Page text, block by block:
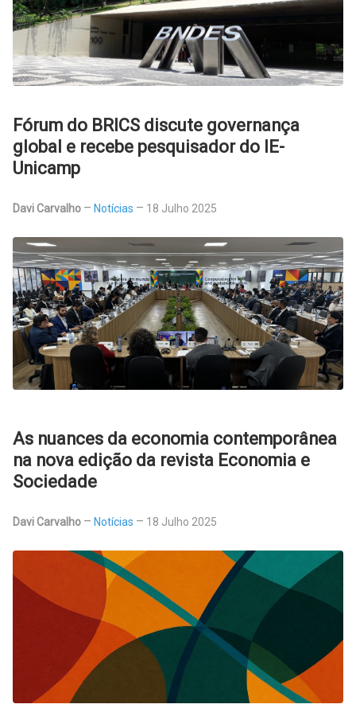
Fórum do BRICS discute governança
global e recebe pesquisador do IE-
Unicamp
Davi Carvalho Notícias 18 Julho 2025
As nuances da economia contemporânea
na nova edição da revista Economia e
Sociedade
Davi Carvalho Notícias 18 Julho 2025